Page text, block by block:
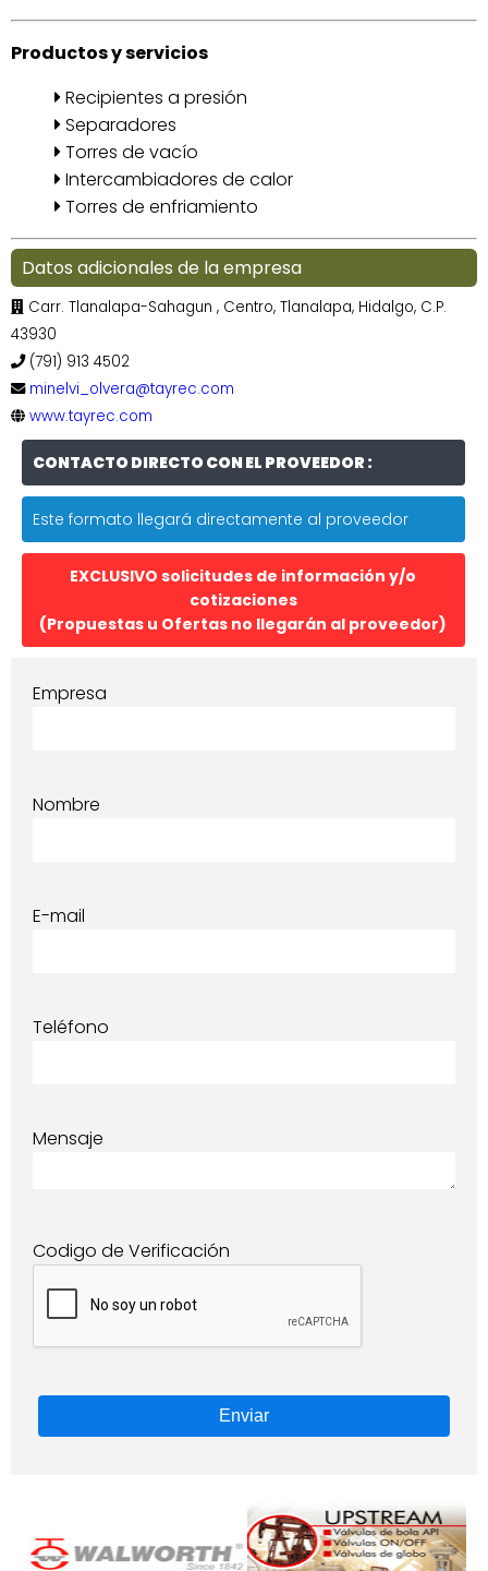
Productos y servicios
Recipientes a presión
Separadores
Torres de vacío
Intercambiadores de calor
Torres de enfriamiento
Datos adicionales de la empresa
Carr. Tlanalapa-Sahagun , Centro, Tlanalapa, Hidalgo, C.P.
43930
(791) 913 4502
minelvi_olvera@tayrec.com
www.tayrec.com
CONTACTO DIRECTO CON EL PROVEEDOR :
Este formato llegará directamente al proveedor
EXCLUSIVO solicitudes de información y/o
cotizaciones
(Propuestas u Ofertas no llegarán al proveedor)
Empresa
Nombre
E-mail
Teléfono
Mensaje
Codigo de Verificación
Enviar